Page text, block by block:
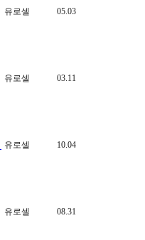
유로셀 05.03
유로셀 03.11
유로셀 10.04
유로셀 08.31